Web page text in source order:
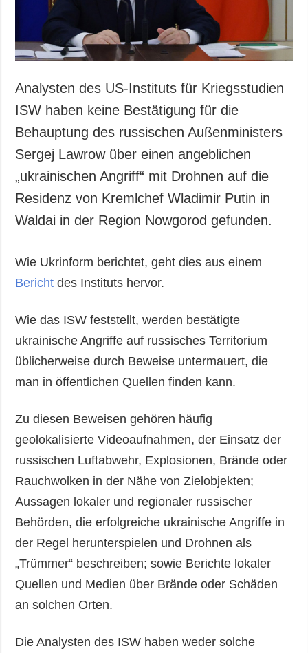
Analysten des US-Instituts für Kriegsstudien
ISW haben keine Bestätigung für die
Behauptung des russischen Außenministers
Sergej Lawrow über einen angeblichen
„ukrainischen Angriff“ mit Drohnen auf die
Residenz von Kremlchef Wladimir Putin in
Waldai in der Region Nowgorod gefunden.
Wie Ukrinform berichtet, geht dies aus einem
Bericht des Instituts hervor.
Wie das ISW feststellt, werden bestätigte
ukrainische Angriffe auf russisches Territorium
üblicherweise durch Beweise untermauert, die
man in öffentlichen Quellen finden kann.
Zu diesen Beweisen gehören häufig
geolokalisierte Videoaufnahmen, der Einsatz der
russischen Luftabwehr, Explosionen, Brände oder
Rauchwolken in der Nähe von Zielobjekten;
Aussagen lokaler und regionaler russischer
Behörden, die erfolgreiche ukrainische Angriffe in
der Regel herunterspielen und Drohnen als
„Trümmer“ beschreiben; sowie Berichte lokaler
Quellen und Medien über Brände oder Schäden
an solchen Orten.
Die Analysten des ISW haben weder solche